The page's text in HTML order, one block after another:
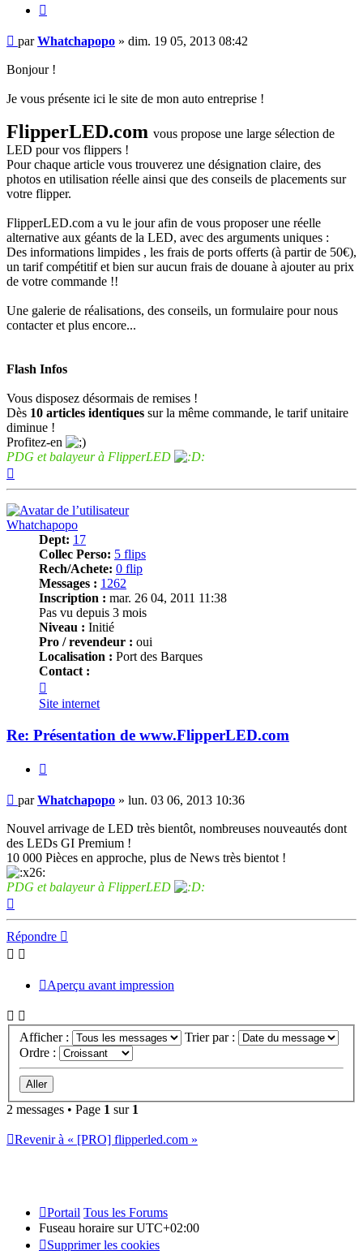
Message
parWhatchapopo » dim. 19 05, 2013 08:42
Bonjour !
Je vous présente ici le site de mon auto entreprise !
FlipperLED.com vous propose une large sélection de
LED pour vos flippers !
Pour chaque article vous trouverez une désignation claire, des
photos en utilisation réelle ainsi que des conseils de placements sur
votre flipper.
FlipperLED.com a vu le jour afin de vous proposer une réelle
alternative aux géants de la LED, avec des arguments uniques :
Des informations limpides , les frais de ports offerts (à partir de 50€),
un tarif compétitif et bien sur aucun frais de douane à ajouter au prix
de votre commande !!
Une galerie de réalisations, des conseils, un formulaire pour nous
contacter et plus encore...
Flash Infos
Vous disposez désormais de remises !
Dès 10 articles identiques sur la même commande, le tarif unitaire
diminue !
Profitez-en
PDG et balayeur à FlipperLED
Whatchapopo
Dept: 17
Collec Perso: 5 flips
Rech/Achete: 0 flip
Messages : 1262
Inscription : mar. 26 04, 2011 11:38
Pas vu depuis 3 mois
Niveau : Initié
Pro / revendeur : oui
Localisation : Port des Barques
Contact :
Whatchapopo
Site internet
Re: Présentation de www.FlipperLED.com
Message
parWhatchapopo » lun. 03 06, 2013 10:36
Nouvel arrivage de LED très bientôt, nombreuses nouveautés dont
des LEDs GI Premium !
10 000 Pièces en approche, plus de News très bientot !
PDG et balayeur à FlipperLED
Répondre
Aperçu avant impression
Afficher :
Trier par :
Ordre :
2 messages • Page 1 sur 1
Revenir à « [PRO] flipperled.com »
Portail Tous les Forums
Fuseau horaire surUTC+02:00
Supprimer les cookies